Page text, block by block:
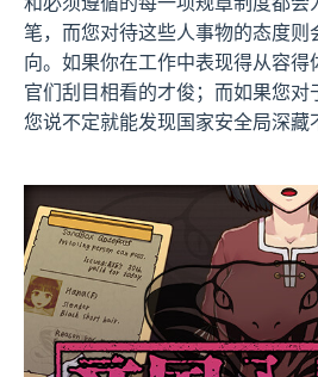
笔，而您对待这些人事物的态度则
向。如果你在工作中表现得从容
官们刮目相看的才俊；而如果您对
您说不定就能发现国家安全局深